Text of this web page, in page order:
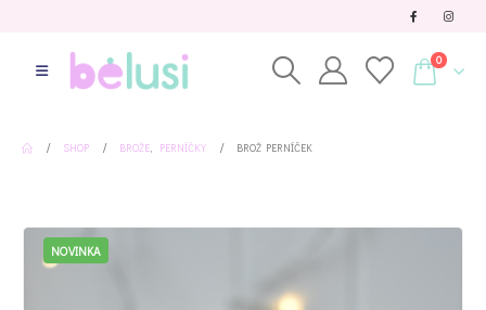
0
SHOP BROŽE, PERNÍČKY BROŽ PERNÍČEK
NOVINKA